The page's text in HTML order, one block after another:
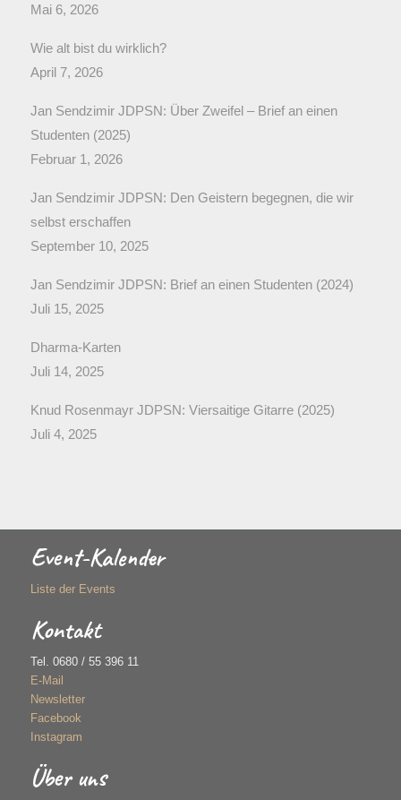
Mai 6, 2026
Wie alt bist du wirklich?
April 7, 2026
Jan Sendzimir JDPSN: Über Zweifel – Brief an einen
Studenten (2025)
Februar 1, 2026
Jan Sendzimir JDPSN: Den Geistern begegnen, die wir
selbst erschaffen
September 10, 2025
Jan Sendzimir JDPSN: Brief an einen Studenten (2024)
Juli 15, 2025
Dharma-Karten
Juli 14, 2025
Knud Rosenmayr JDPSN: Viersaitige Gitarre (2025)
Juli 4, 2025
Event-Kalender
Liste der Events
Kontakt
Tel. 0680 / 55 396 11
E-Mail
Newsletter
Facebook
Instagram
Über uns